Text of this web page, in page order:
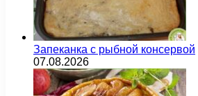
Запеканка с рыбной консервой
07.08.2026